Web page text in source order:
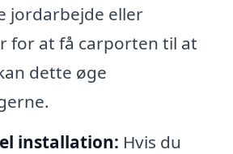
jordarbejde eller
for at få carporten til at
dette øge
installation: Hvis du